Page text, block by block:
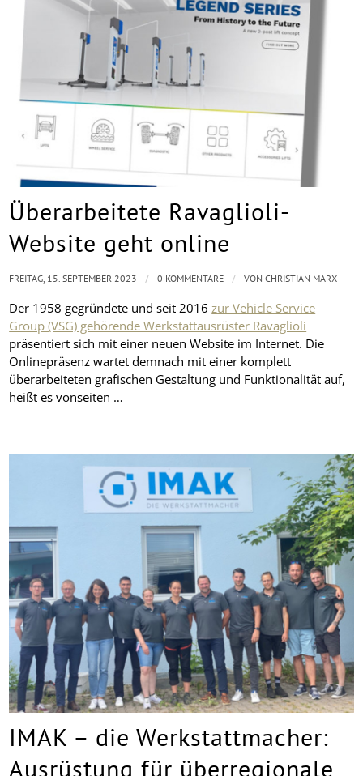
Überarbeitete Ravaglioli-
Website geht online
Der 1958 gegründete und seit 2016zur Vehicle Service
Group (VSG) gehörende Werkstattausrüster Ravaglioli
präsentiert sich mit einer neuen Website im Internet. Die
Onlinepräsenz wartet demnach mit einer komplett
überarbeiteten grafischen Gestaltung und Funktionalität auf,
heißt es vonseiten …
FREITAG, 15. SEPTEMBER 2023 / 0 KOMMENTARE / VONCHRISTIAN MARX
IMAK – die Werkstattmacher:
Ausrüstung für überregionale